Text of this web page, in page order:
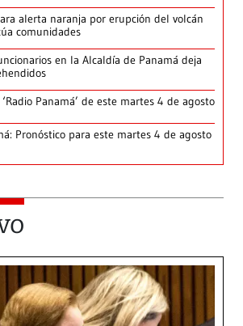
alerta naranja por erupción del volcán
comunidades
en la Alcaldía de Panamá deja
Panamá’ de este martes 4 de agosto
Pronóstico para este martes 4 de agosto